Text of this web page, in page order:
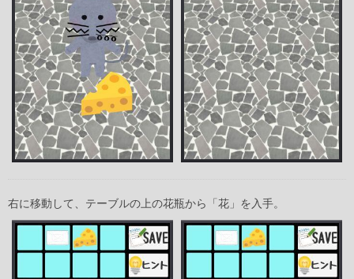
右に移動して、テーブルの上の花瓶から「花」を入手。